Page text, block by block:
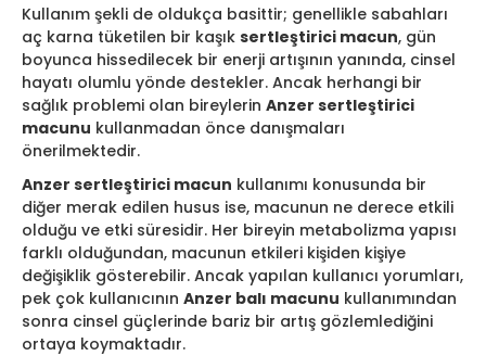
Kullanım şekli de oldukça basittir; genellikle sabahları
aç karna tüketilen bir kaşık sertleştirici macun, gün
boyunca hissedilecek bir enerji artışının yanında, cinsel
hayatı olumlu yönde destekler. Ancak herhangi bir
sağlık problemi olan bireylerin Anzer sertleştirici
macunu kullanmadan önce danışmaları
önerilmektedir.
Anzer sertleştirici macun kullanımı konusunda bir
diğer merak edilen husus ise, macunun ne derece etkili
olduğu ve etki süresidir. Her bireyin metabolizma yapısı
farklı olduğundan, macunun etkileri kişiden kişiye
değişiklik gösterebilir. Ancak yapılan kullanıcı yorumları,
pek çok kullanıcının Anzer balı macunu kullanımından
sonra cinsel güçlerinde bariz bir artış gözlemlediğini
ortaya koymaktadır.